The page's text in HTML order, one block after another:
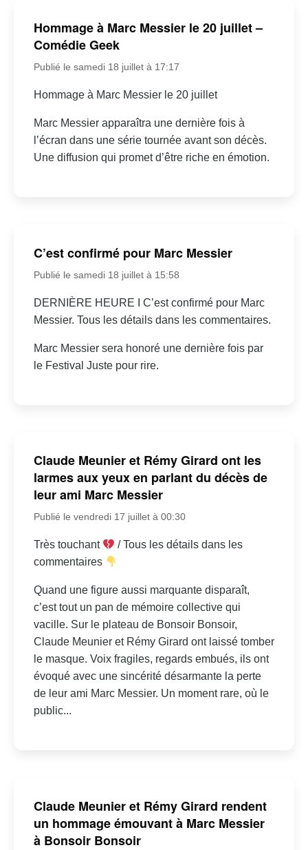
Hommage à Marc Messier le 20 juillet –
Comédie Geek
Publié le samedi 18 juillet à 17:17
Hommage à Marc Messier le 20 juillet
Marc Messier apparaîtra une dernière fois à
l’écran dans une série tournée avant son décès.
Une diffusion qui promet d’être riche en émotion.
C’est confirmé pour Marc Messier
Publié le samedi 18 juillet à 15:58
DERNIÈRE HEURE I C’est confirmé pour Marc
Messier. Tous les détails dans les commentaires.
Marc Messier sera honoré une dernière fois par
le Festival Juste pour rire.
Claude Meunier et Rémy Girard ont les
larmes aux yeux en parlant du décès de
leur ami Marc Messier
Publié le vendredi 17 juillet à 00:30
Très touchant
/ Tous les détails dans les
commentaires
Quand une figure aussi marquante disparaît,
c’est tout un pan de mémoire collective qui
vacille. Sur le plateau de Bonsoir Bonsoir,
Claude Meunier et Rémy Girard ont laissé tomber
le masque. Voix fragiles, regards embués, ils ont
évoqué avec une sincérité désarmante la perte
de leur ami Marc Messier. Un moment rare, où le
public...
Claude Meunier et Rémy Girard rendent
un hommage émouvant à Marc Messier
à Bonsoir Bonsoir